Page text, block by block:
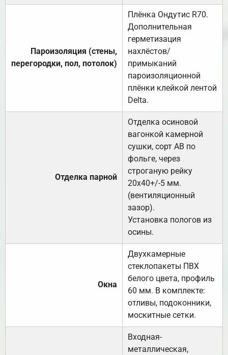
Пароизоляция (стены,
перегородки, пол, потолок)
Плёнка Ондутис R70.
Дополнительная
герметизация
нахлёстов/
примыканий
пароизоляционной
плёнки клейкой лентой
Delta.
Отделка парной
Отделка осиновой
вагонкой камерной
сушки, сорт АВ по
фольге, через
строганую рейку
20х40+/-5 мм.
(вентиляционный
зазор).
Установка пологов из
осины.
Окна
Двухкамерные
стеклопакеты ПВХ
белого цвета, профиль
60 мм. В комплекте:
отливы, подоконники,
москитные сетки.
Входная-
металлическая,